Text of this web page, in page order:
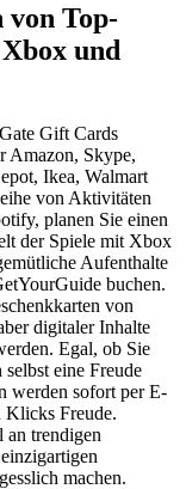
von Top-
und
Gift Cards
Amazon, Skype,
Ikea, Walmart
von Aktivitäten
planen Sie einen
der Spiele mit Xbox
Aufenthalte
buchen.
von
digitaler Inhalte
Egal, ob Sie
eine Freude
werden sofort per E-
Klicks Freude.
an trendigen
machen.